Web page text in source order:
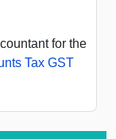
for the
Tax GST